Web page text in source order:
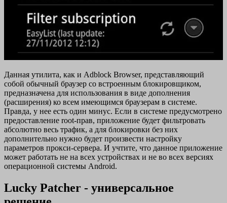
Данная утилита, как и Adblock Browser, представляющий
собой обычный браузер со встроенным блокировщиком,
предназначена для использования в виде дополнения
(расширения) ко всем имеющимся браузерам в системе.
Правда, у нее есть один минус. Если в системе предусмотрено
предоставление root-прав, приложение будет фильтровать
абсолютно весь трафик, а для блокировки без них
дополнительно нужно будет произвести настройку
параметров прокси-сервера. И учтите, что данное приложение
может работать не на всех устройствах и не во всех версиях
операционной системы Android.
Lucky Patcher - универсальное